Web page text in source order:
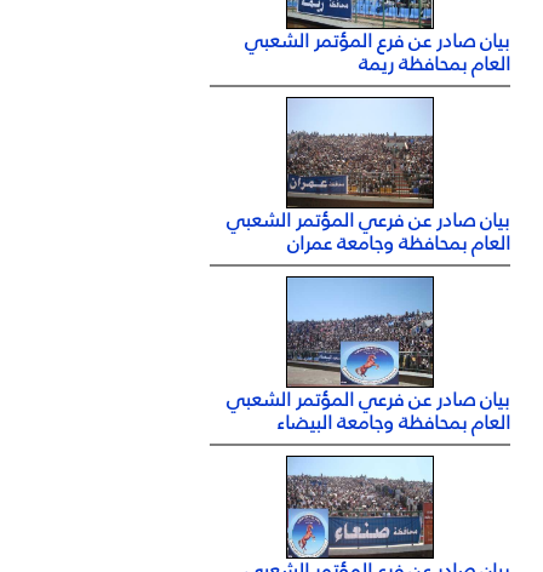
بيان صادر عن فرع المؤتمر الشعبي
العام بمحافظة ريمة
بيان صادر عن فرعي المؤتمر الشعبي
العام بمحافظة وجامعة عمران
بيان صادر عن فرعي المؤتمر الشعبي
العام بمحافظة وجامعة البيضاء